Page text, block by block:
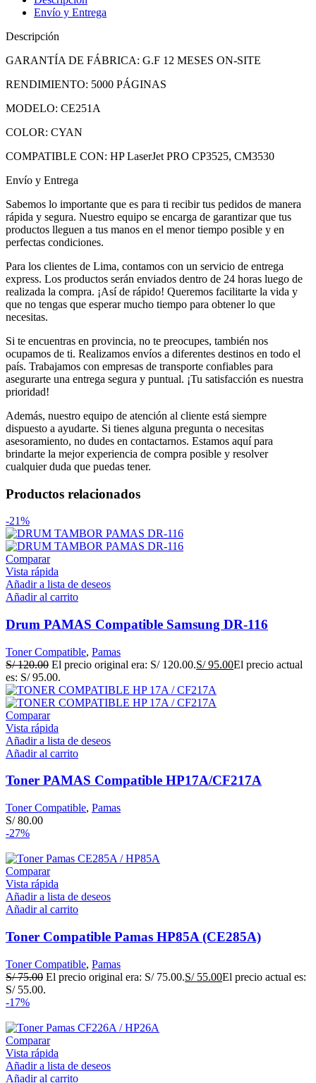
Envío y Entrega
Descripción
GARANTÍA DE FÁBRICA: G.F 12 MESES ON-SITE
RENDIMIENTO: 5000 PÁGINAS
MODELO: CE251A
COLOR: CYAN
COMPATIBLE CON: HP LaserJet PRO CP3525, CM3530
Envío y Entrega
Sabemos lo importante que es para ti recibir tus pedidos de manera
rápida y segura. Nuestro equipo se encarga de garantizar que tus
productos lleguen a tus manos en el menor tiempo posible y en
perfectas condiciones.
Para los clientes de Lima, contamos con un servicio de entrega
express. Los productos serán enviados dentro de 24 horas luego de
realizada la compra. ¡Así de rápido! Queremos facilitarte la vida y
que no tengas que esperar mucho tiempo para obtener lo que
necesitas.
Si te encuentras en provincia, no te preocupes, también nos
ocupamos de ti. Realizamos envíos a diferentes destinos en todo el
país. Trabajamos con empresas de transporte confiables para
asegurarte una entrega segura y puntual. ¡Tu satisfacción es nuestra
prioridad!
Además, nuestro equipo de atención al cliente está siempre
dispuesto a ayudarte. Si tienes alguna pregunta o necesitas
asesoramiento, no dudes en contactarnos. Estamos aquí para
brindarte la mejor experiencia de compra posible y resolver
cualquier duda que puedas tener.
Productos relacionados
-21%
Comparar
Vista rápida
Añadir a lista de deseos
Añadir al carrito
Drum PAMAS Compatible Samsung DR-116
Toner Compatible, Pamas
S/120.00 El precio original era: S/ 120.00.S/95.00El precio actual
es: S/ 95.00.
Comparar
Vista rápida
Añadir a lista de deseos
Añadir al carrito
Toner PAMAS Compatible HP17A/CF217A
Toner Compatible, Pamas
S/80.00
-27%
Comparar
Vista rápida
Añadir a lista de deseos
Añadir al carrito
Toner Compatible Pamas HP85A (CE285A)
Toner Compatible, Pamas
S/75.00 El precio original era: S/ 75.00.S/55.00El precio actual es:
S/ 55.00.
-17%
Comparar
Vista rápida
Añadir a lista de deseos
Añadir al carrito